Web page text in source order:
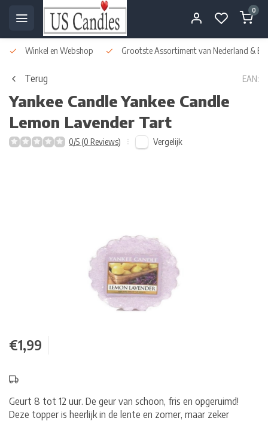
0
Winkel en Webshop Grootste Assortiment van Nederland &
Terug EAN:
Yankee CandleYankee Candle
Lemon Lavender Tart
0/5 (0 Reviews) Vergelijk
€1,99
Geurt 8 tot 12 uur. De geur van schoon, fris en opgeruimd!
Deze topper is heerlijk in de lente en zomer, maar zeker